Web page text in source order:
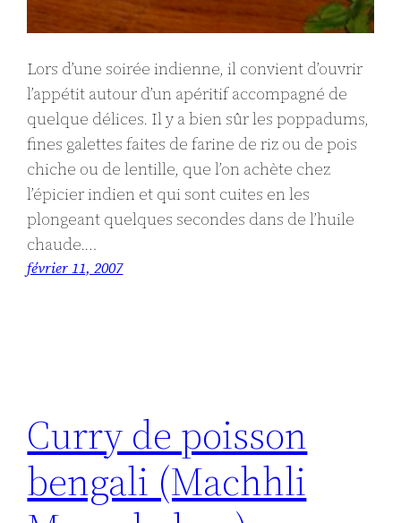
Lors d’une soirée indienne, il convient d’ouvrir
l’appétit autour d’un apéritif accompagné de
quelque délices. Il y a bien sûr les poppadums,
fines galettes faites de farine de riz ou de pois
chiche ou de lentille, que l’on achète chez
l’épicier indien et qui sont cuites en les
plongeant quelques secondes dans de l’huile
chaude.…
février 11, 2007
Curry de poisson
bengali (Machhli